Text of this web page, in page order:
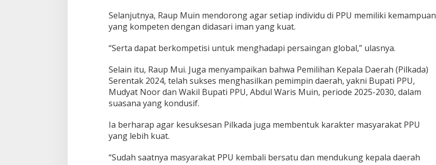
Selanjutnya, Raup Muin mendorong agar setiap individu di PPU memiliki kemampuan
yang kompeten dengan didasari iman yang kuat.
“Serta dapat berkompetisi untuk menghadapi persaingan global,” ulasnya.
Selain itu, Raup Mui. Juga menyampaikan bahwa Pemilihan Kepala Daerah (Pilkada)
Serentak 2024, telah sukses menghasilkan pemimpin daerah, yakni Bupati PPU,
Mudyat Noor dan Wakil Bupati PPU, Abdul Waris Muin, periode 2025-2030, dalam
suasana yang kondusif.
Ia berharap agar kesuksesan Pilkada juga membentuk karakter masyarakat PPU
yang lebih kuat.
“Sudah saatnya masyarakat PPU kembali bersatu dan mendukung kepala daerah